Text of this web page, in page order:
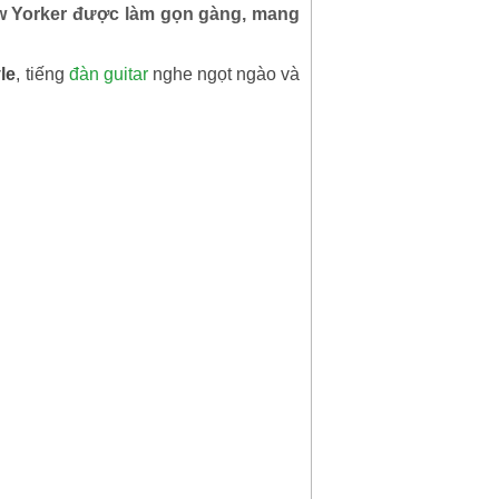
Yorker được làm gọn gàng, mang
, tiếng đàn guitarnghe ngọt ngào và